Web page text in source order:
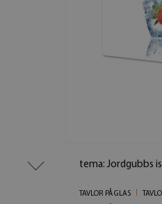
tema: Jordgubbs
TAVLOR PÅ GLAS